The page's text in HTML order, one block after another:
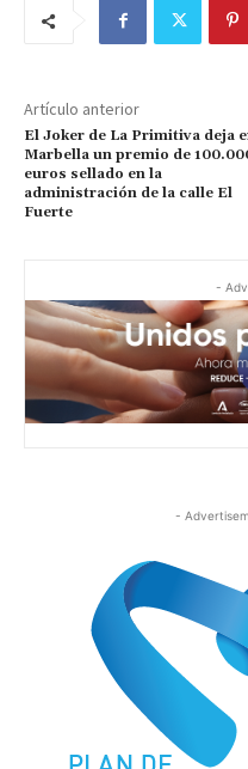
Artículo anterior
El Joker de La Primitiva deja
Marbella un premio de
euros sellado en la
administración de la calle El
Fuerte
-
-